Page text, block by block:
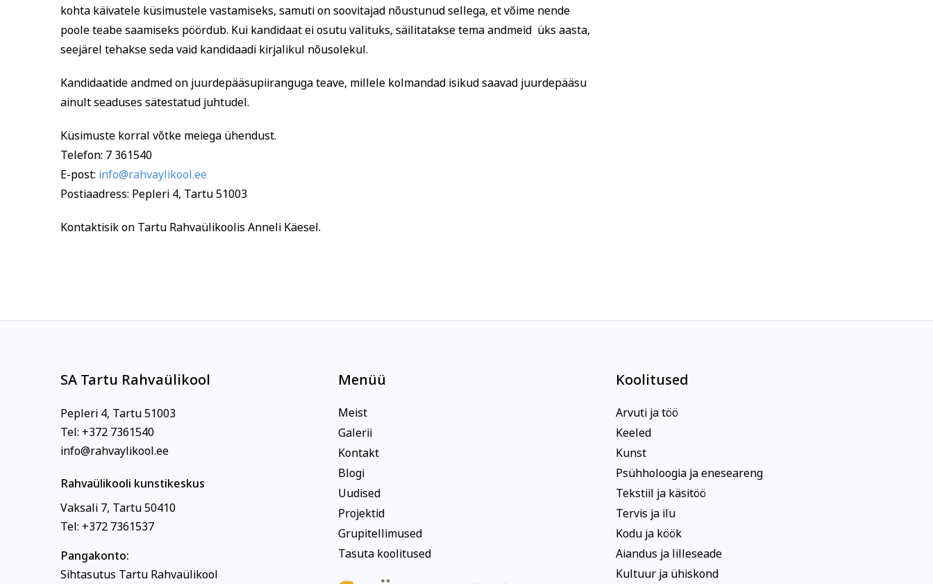
kohta käivatele küsimustele vastamiseks, samuti on soovitajad nõustunud sellega, et võime nende
poole teabe saamiseks pöördub. Kui kandidaat ei osutu valituks, säilitatakse tema andmeid üks aasta,
seejärel tehakse seda vaid kandidaadi kirjalikul nõusolekul.
Kandidaatide andmed on juurdepääsupiiranguga teave, millele kolmandad isikud saavad juurdepääsu
ainult seaduses sätestatud juhtudel.
Küsimuste korral võtke meiega ühendust.
Telefon: 7 361540
E-post: info@rahvaylikool.ee
Postiaadress: Pepleri 4, Tartu 51003
Kontaktisik on Tartu Rahvaülikoolis Anneli Käesel.
SA Tartu Rahvaülikool
Pepleri 4, Tartu 51003
Tel: +372 7361540
info@rahvaylikool.ee
Rahvaülikooli kunstikeskus
Vaksali 7, Tartu 50410
Tel: +372 7361537
Pangakonto:
Sihtasutus Tartu Rahvaülikool
Menüü
Meist
Galerii
Kontakt
Blogi
Uudised
Projektid
Grupitellimused
Tasuta koolitused
Koolitused
Arvuti ja töö
Keeled
Kunst
Psühholoogia ja eneseareng
Tekstiil ja käsitöö
Tervis ja ilu
Kodu ja köök
Aiandus ja lilleseade
Kultuur ja ühiskond